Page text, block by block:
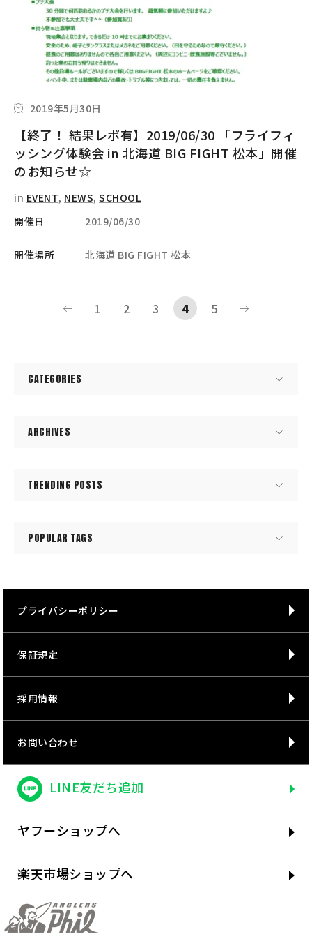
CATEGORIES
ARCHIVES
TRENDING POSTS
POPULAR TAGS
2019年5月30日
【終了！ 結果レポ有】2019/06/30 「フライフィ
ッシング体験会 in 北海道 BIG FIGHT 松本」開催
のお知らせ☆
in EVENT, NEWS, SCHOOL
開催日
2019/06/30
開催場所 北海道 BIG FIGHT 松本
1 2 3 4 5
プライバシーポリシー
保証規定
採用情報
お問い合わせ
LINE友だち追加
ヤフーショップへ
楽天市場ショップへ